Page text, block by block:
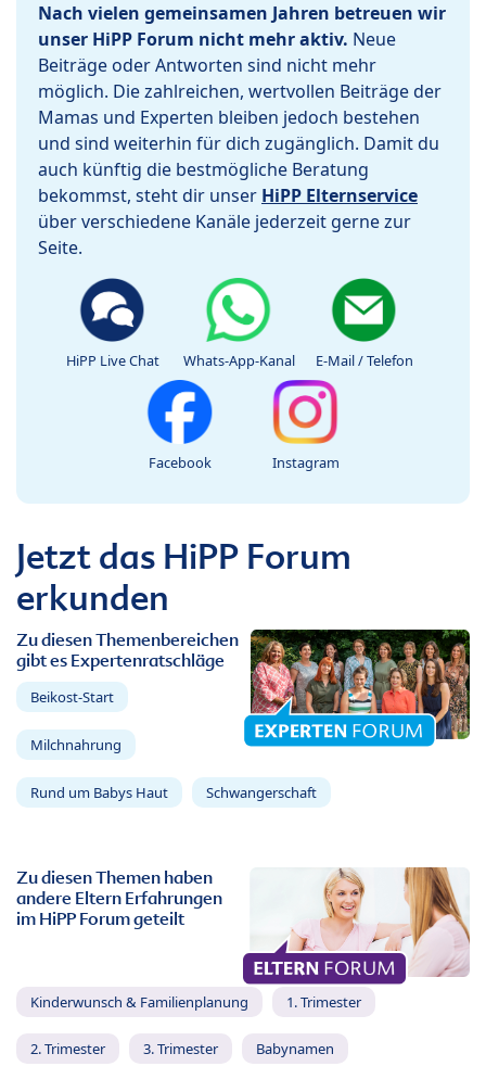
Nach vielen gemeinsamen Jahren betreuen wir
unser HiPP Forum nicht mehr aktiv. Neue
Beiträge oder Antworten sind nicht mehr
möglich. Die zahlreichen, wertvollen Beiträge der
Mamas und Experten bleiben jedoch bestehen
und sind weiterhin für dich zugänglich. Damit du
auch künftig die bestmögliche Beratung
bekommst, steht dir unser HiPP Elternservice
über verschiedene Kanäle jederzeit gerne zur
Seite.
HiPP Live Chat Whats-App-Kanal E-Mail / Telefon
Facebook Instagram
Jetzt das HiPP Forum
erkunden
Zu diesen Themenbereichen
gibt es Expertenratschläge
Beikost-Start
Milchnahrung
Rund um Babys Haut Schwangerschaft
Zu diesen Themen haben
andere Eltern Erfahrungen
im HiPP Forum geteilt
Kinderwunsch & Familienplanung 1. Trimester
2. Trimester 3. Trimester Babynamen